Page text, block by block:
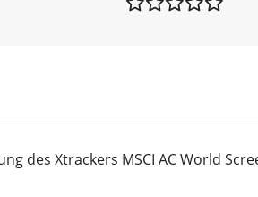
Xtrackers MSCI AC World